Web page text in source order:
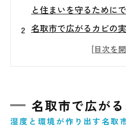
と住まいを守るために
名取市で広がるカビの
カビが健康と住環境に
自己対策の限界とよく
日常生活でできるカビ
まとめ｜名取市で安心
名取市で広が
湿度と環境が作り出す名取